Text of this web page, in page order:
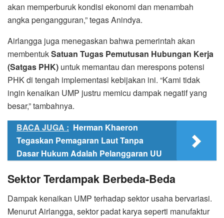
akan memperburuk kondisi ekonomi dan menambah
angka pengangguran,” tegas Anindya.
Airlangga juga menegaskan bahwa pemerintah akan
membentukSatuan Tugas Pemutusan Hubungan Kerja
(Satgas PHK) untuk memantau dan merespons potensi
PHK di tengah implementasi kebijakan ini. “Kami tidak
ingin kenaikan UMP justru memicu dampak negatif yang
besar,” tambahnya.
BACA JUGA : Herman Khaeron
Tegaskan Pemagaran Laut Tanpa
Dasar Hukum Adalah Pelanggaran UU
Sektor Terdampak Berbeda-Beda
Dampak kenaikan UMP terhadap sektor usaha bervariasi.
Menurut Airlangga, sektor padat karya seperti manufaktur